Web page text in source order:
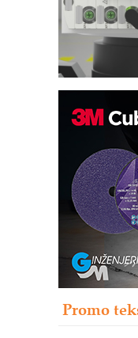
Promo
Trajna
IB
poverenja
RMQ-
–
Sigurnije
solarnim